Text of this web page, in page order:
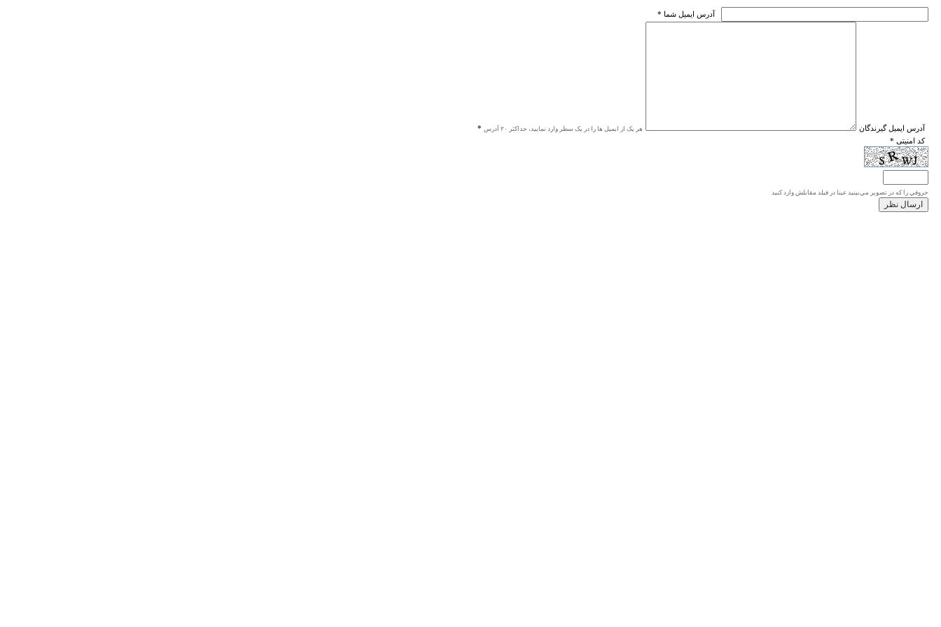
* آدرس ايميل شما
* آدرس ايميل گيرندگان هر یک از ایمیل ها را در یک سطر وارد نمایید، حداکثر ۲۰ آدرس
* کد امنیتی
حروفي را كه در تصوير مي‌بينيد عينا در فيلد مقابلش وارد كنيد